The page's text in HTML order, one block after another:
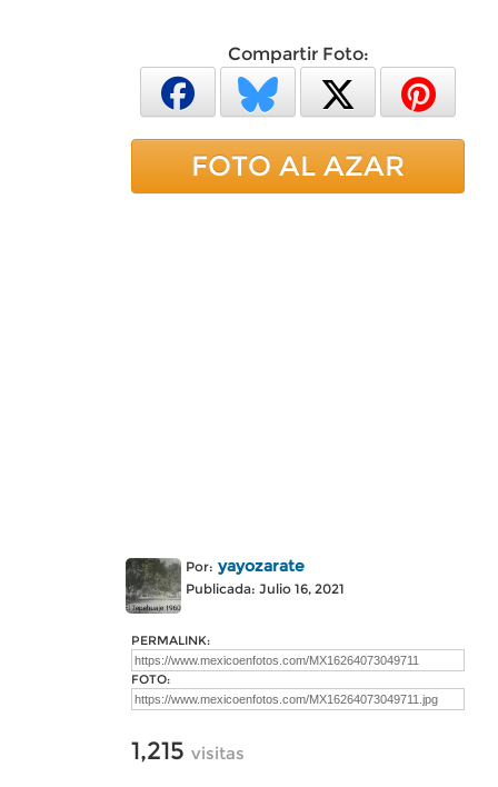
Compartir Foto:
FOTO AL AZAR
Por: yayozarate
Publicada: Julio 16, 2021
PERMALINK:
FOTO:
1,215 visitas